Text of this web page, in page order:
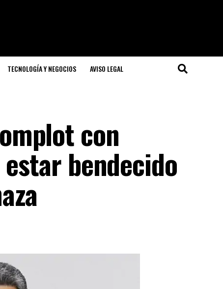
TECNOLOGÍA Y NEGOCIOS AVISO LEGAL
con
bendecido